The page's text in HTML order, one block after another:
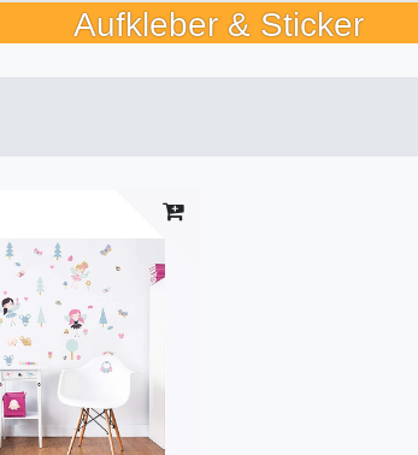
Aufkleber & Sticker